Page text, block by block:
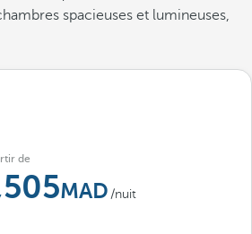
spacieuses et lumineuses,
de
/nuit